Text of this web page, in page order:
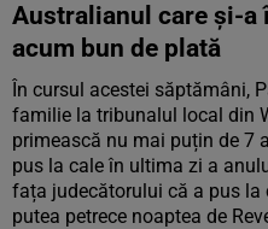
Australianul care și-a
acum bun de plată
În cursul acestei săptămâni,
familie la tribunalul local din
primească nu mai puțin de 7
pus la cale în ultima zi a
fața judecătorului că a pus la
putea petrece noaptea de